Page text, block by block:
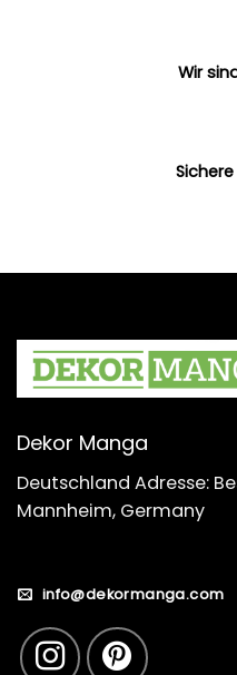
Wir
Dekor Manga
Deutschland Adresse:
Mannheim, Germany
info@dekormanga.com